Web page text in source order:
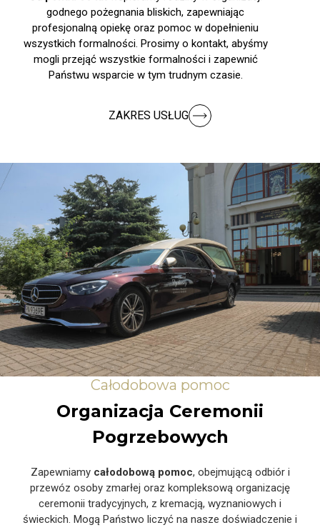
godnego pożegnania bliskich, zapewniając
profesjonalną opiekę oraz pomoc w dopełnieniu
wszystkich formalności. Prosimy o kontakt, abyśmy
mogli przejąć wszystkie formalności i zapewnić
Państwu wsparcie w tym trudnym czasie.
ZAKRES USŁUG
Całodobowa pomoc
Organizacja Ceremonii
Pogrzebowych
Zapewniamy całodobową pomoc, obejmującą odbiór i
przewóz osoby zmarłej oraz kompleksową organizację
ceremonii tradycyjnych, z kremacją, wyznaniowych i
świeckich. Mogą Państwo liczyć na nasze doświadczenie i